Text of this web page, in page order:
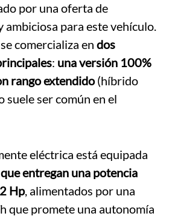
por una oferta de
ambiciosa para este vehículo.
comercializa en dos
: una versión 100%
rango extendido(híbrido
suele ser común en el
eléctrica está equipada
entregan una potencia
Hp, alimentados por una
que promete una autonomía